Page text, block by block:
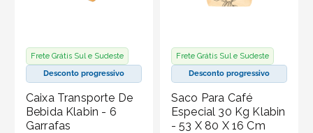
Frete Grátis Sul e Sudeste
Desconto progressivo
Caixa Transporte De
Bebida Klabin - 6
Garrafas
Frete Grátis Sul e Sudeste
Desconto progressivo
Saco Para Café
Especial 30 Kg Klabin
- 53 X 80 X 16 Cm